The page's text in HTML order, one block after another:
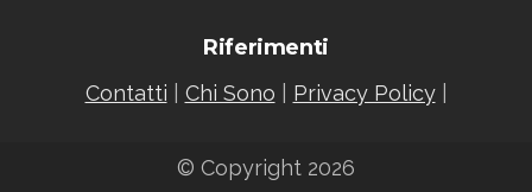
Riferimenti
Contatti Chi Sono Privacy Policy|
© Copyright 2026